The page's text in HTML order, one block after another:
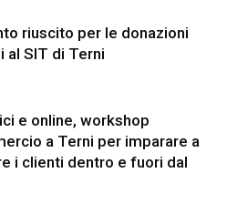
riuscito per le donazioni
al SIT di Terni
e online, workshop
a Terni per imparare a
i clienti dentro e fuori dal